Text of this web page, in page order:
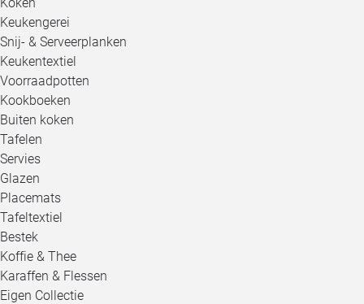
Keukengerei
Snij- & Serveerplanken
Keukentextiel
Voorraadpotten
Kookboeken
Buiten koken
Tafelen
Servies
Glazen
Placemats
Tafeltextiel
Bestek
Koffie & Thee
Karaffen & Flessen
Eigen Collectie